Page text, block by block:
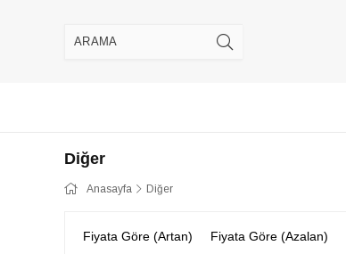
Diğer
Anasayfa Diğer
Fiyata Göre (Artan) Fiyata Göre (Azalan)